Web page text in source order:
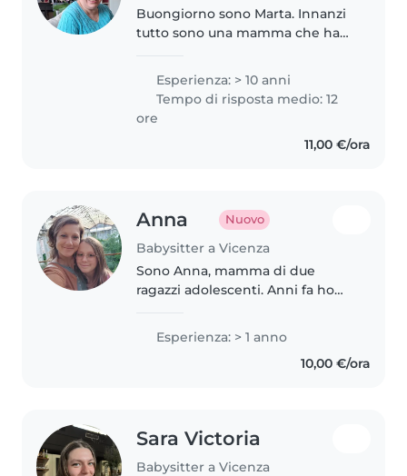
Buongiorno sono Marta. Innanzi
tutto sono una mamma che ha
ora ventenni ). Mi occupo
principalmente di bambini in
tenera età, ma ho avuto
esperienza..
Esperienza: > 10 anni
Tempo di risposta medio: 12
ore
11,00 €/ora
Anna Nuovo
Babysitter a Vicenza
Sono Anna, mamma di due
ragazzi adolescenti. Anni fa ho
prendendomi cura di un
bambino di due anni e mezzo e
ho maturato esperienza nei
Esperienza: > 1 anno
10,00 €/ora
Sara Victoria
Babysitter a Vicenza